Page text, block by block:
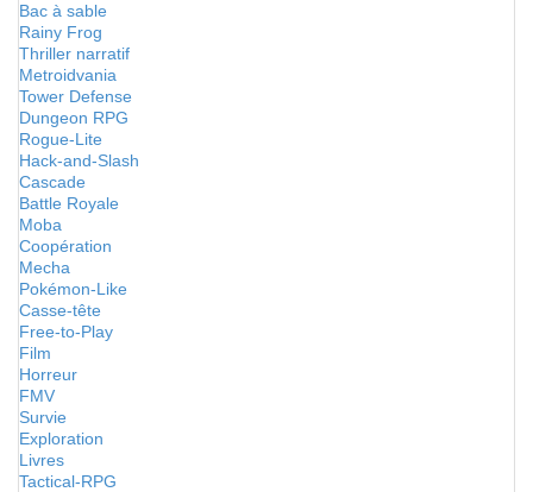
Bac à sable
Rainy Frog
Thriller narratif
Metroidvania
Tower Defense
Dungeon RPG
Rogue-Lite
Hack-and-Slash
Cascade
Battle Royale
Moba
Coopération
Mecha
Pokémon-Like
Casse-tête
Free-to-Play
Film
Horreur
FMV
Survie
Exploration
Livres
Tactical-RPG